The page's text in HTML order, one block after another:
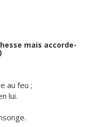
mais accorde-
au feu ;
lui.